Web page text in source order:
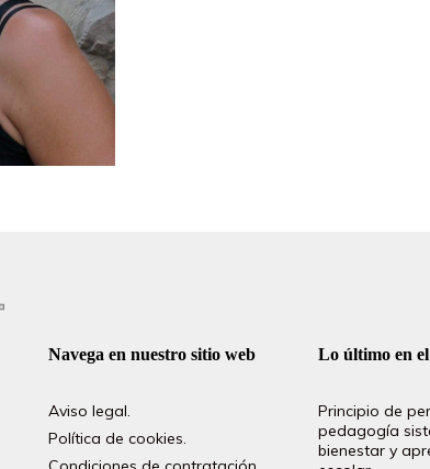
Navega en nuestro sitio web
Aviso legal.
Política de cookies.
Lo último en
Principio de
pedagogía
bienestar y